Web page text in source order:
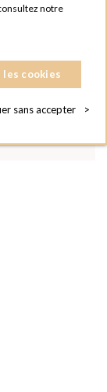
notre
les cookies
sans accepter >